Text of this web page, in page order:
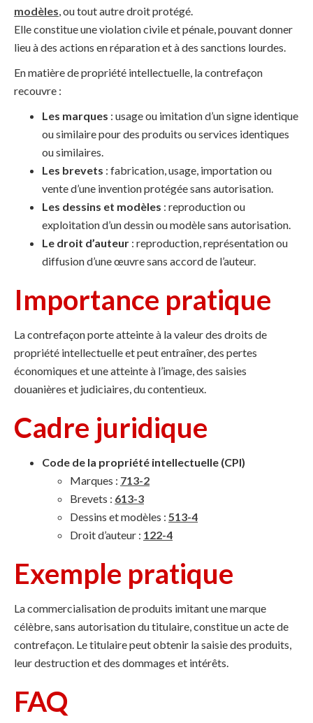
modèles, ou tout autre droit protégé.
Elle constitue une violation civile et pénale, pouvant donner
lieu à des actions en réparation et à des sanctions lourdes.
En matière de propriété intellectuelle, la contrefaçon
recouvre :
Les marques : usage ou imitation d’un signe identique
ou similaire pour des produits ou services identiques
ou similaires.
Les brevets : fabrication, usage, importation ou
vente d’une invention protégée sans autorisation.
Les dessins et modèles : reproduction ou
exploitation d’un dessin ou modèle sans autorisation.
Le droit d’auteur : reproduction, représentation ou
diffusion d’une œuvre sans accord de l’auteur.
Importance pratique
La contrefaçon porte atteinte à la valeur des droits de
propriété intellectuelle et peut entraîner, des pertes
économiques et une atteinte à l’image, des saisies
douanières et judiciaires, du contentieux.
Cadre juridique
Code de la propriété intellectuelle (CPI)
Marques : 713-2
Brevets : 613-3
Dessins et modèles : 513-4
Droit d’auteur : 122-4
Exemple pratique
La commercialisation de produits imitant une marque
célèbre, sans autorisation du titulaire, constitue un acte de
contrefaçon. Le titulaire peut obtenir la saisie des produits,
leur destruction et des dommages et intérêts.
FAQ